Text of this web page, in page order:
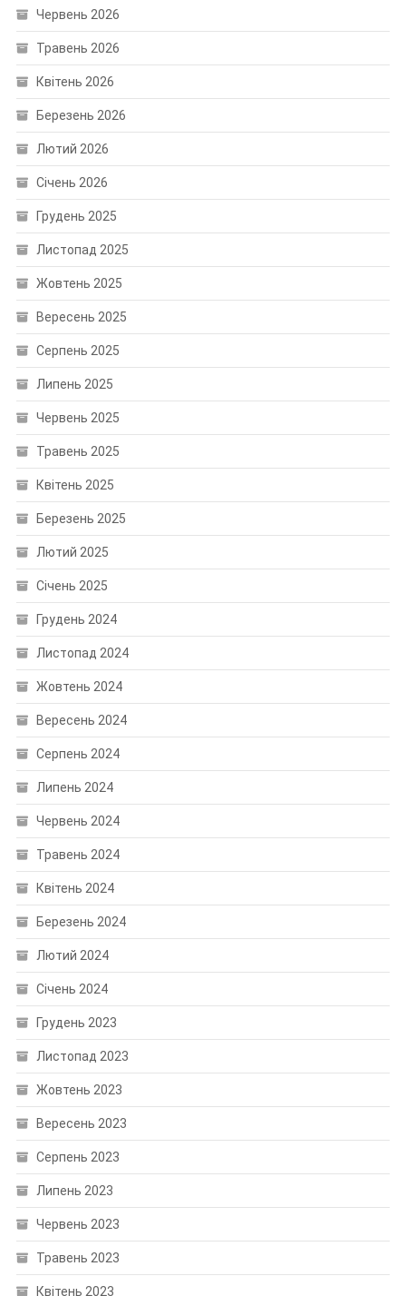
Червень 2026
Травень 2026
Квітень 2026
Березень 2026
Лютий 2026
Січень 2026
Грудень 2025
Листопад 2025
Жовтень 2025
Вересень 2025
Серпень 2025
Липень 2025
Червень 2025
Травень 2025
Квітень 2025
Березень 2025
Лютий 2025
Січень 2025
Грудень 2024
Листопад 2024
Жовтень 2024
Вересень 2024
Серпень 2024
Липень 2024
Червень 2024
Травень 2024
Квітень 2024
Березень 2024
Лютий 2024
Січень 2024
Грудень 2023
Листопад 2023
Жовтень 2023
Вересень 2023
Серпень 2023
Липень 2023
Червень 2023
Травень 2023
Квітень 2023